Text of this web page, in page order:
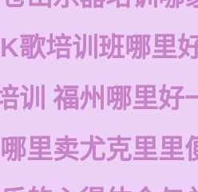
歌培训班哪里
训 福州哪里好
里卖尤克里里